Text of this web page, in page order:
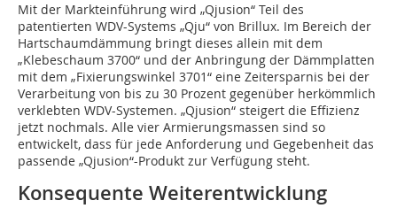
Mit der Markteinführung wird „Qjusion“ Teil des
patentierten WDV-Systems „Qju“ von Brillux. Im Bereich der
Hartschaumdämmung bringt dieses allein mit dem
„Klebeschaum 3700“ und der Anbringung der Dämmplatten
mit dem „Fixierungswinkel 3701“ eine Zeitersparnis bei der
Verarbeitung von bis zu 30 Prozent gegenüber herkömmlich
verklebten WDV-Systemen. „Qjusion“ steigert die Effizienz
jetzt nochmals. Alle vier Armierungsmassen sind so
entwickelt, dass für jede Anforderung und Gegebenheit das
passende „Qjusion“-Produkt zur Verfügung steht.
Konsequente Weiterentwicklung